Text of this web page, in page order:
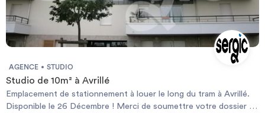
AGENCE STUDIO
Studio de 10m² à Avrillé
Emplacement de stationnement à louer le long du tram à Avrillé.
Disponible le 26 Décembre ! Merci de soumettre votre dossier de